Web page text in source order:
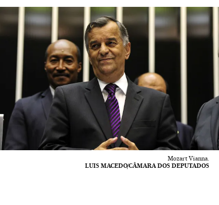
Mozart Vianna.
LUIS MACEDO/CÂMARA DOS DEPUTADOS